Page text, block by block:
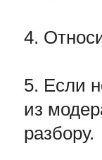
4.
5. Если
из
разбору.